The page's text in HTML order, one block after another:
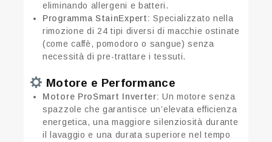
eliminando allergeni e batteri.
Programma StainExpert: Specializzato nella
rimozione di 24 tipi diversi di macchie ostinate
(come caffè, pomodoro o sangue) senza
necessità di pre-trattare i tessuti.
Motore e Performance
Motore ProSmart Inverter: Un motore senza
spazzole che garantisce un’elevata efficienza
energetica, una maggiore silenziosità durante
il lavaggio e una durata superiore nel tempo